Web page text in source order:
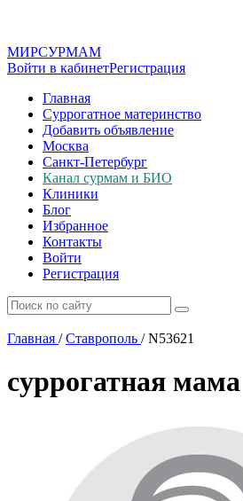
МИРСУРМАМ
Войти в кабинетРегистрация
Главная
Суррогатное материнство
Добавить объявление
Москва
Санкт-Петербург
Канал сурмам и БИО
Клиники
Блог
Избранное
Контакты
Войти
Регистрация
Главная / Ставрополь /N53621
суррогатная